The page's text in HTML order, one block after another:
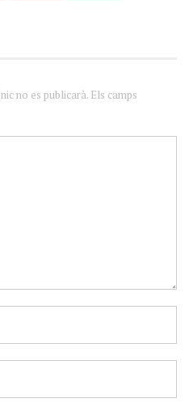
no es publicarà. Els camps